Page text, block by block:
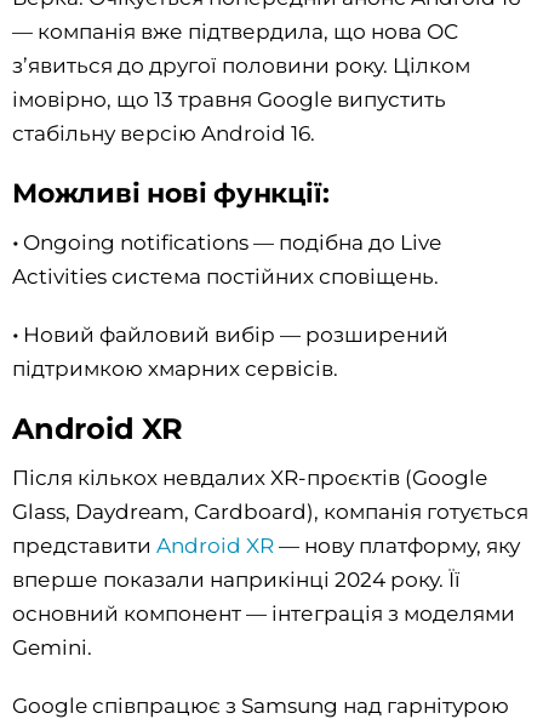
— компанія вже підтвердила, що нова ОС
з’явиться до другої половини року. Цілком
імовірно, що 13 травня Google випустить
стабільну версію Android 16.
Можливі нові функції:
• Ongoing notifications — подібна до Live
Activities система постійних сповіщень.
• Новий файловий вибір — розширений
підтримкою хмарних сервісів.
Android XR
Після кількох невдалих XR-проєктів (Google
Glass, Daydream, Cardboard), компанія готується
представити Android XR — нову платформу, яку
вперше показали наприкінці 2024 року. Її
основний компонент — інтеграція з моделями
Gemini.
Google співпрацює з Samsung над гарнітурою